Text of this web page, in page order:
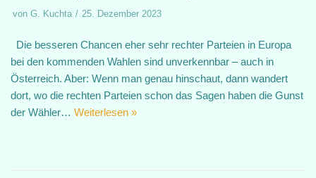
von G. Kuchta 25. Dezember 2023
Die besseren Chancen eher sehr rechter Parteien in Europa
bei den kommenden Wahlen sind unverkennbar – auch in
Österreich. Aber: Wenn man genau hinschaut, dann wandert
dort, wo die rechten Parteien schon das Sagen haben die Gunst
der Wähler… Weiterlesen »